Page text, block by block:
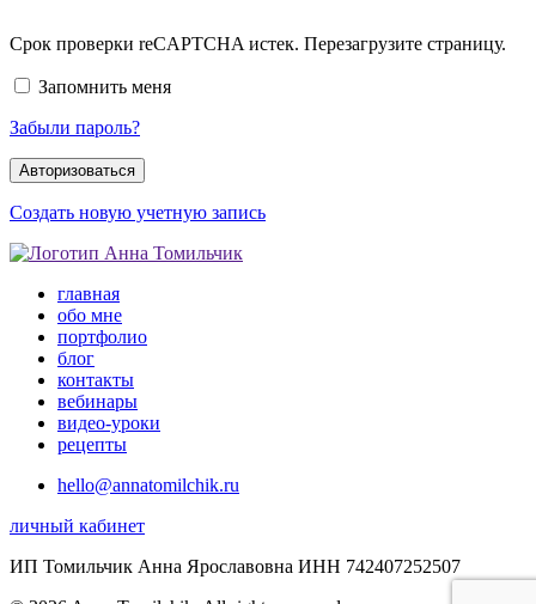
Срок проверки reCAPTCHA истек. Перезагрузите страницу.
Запомнить меня
Забыли пароль?
Создать новую учетную запись
главная
обо мне
портфолио
блог
контакты
вебинары
видео-уроки
рецепты
hello@annatomilchik.ru
личный кабинет
ИП Томильчик Анна Ярославовна ИНН 742407252507